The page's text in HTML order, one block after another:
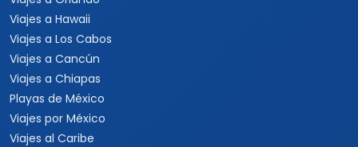
Viajes a Hawaii
Viajes a Los Cabos
Viajes a Cancún
Viajes a Chiapas
Playas de México
Viajes por México
Viajes al Caribe